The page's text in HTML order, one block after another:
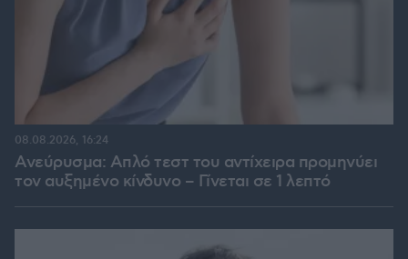
Ανεύρυσμα: Απλό τεστ του αντίχειρα προμηνύει
τον αυξημένο κίνδυνο – Γίνεται σε 1 λεπτό
08.08.2026, 16:24